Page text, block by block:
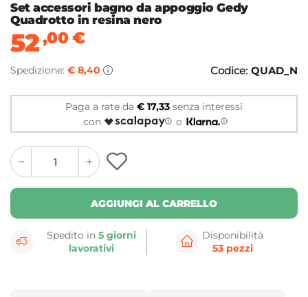
Set accessori bagno da appoggio Gedy
Quadrotto in resina nero
52,00€
Spedizione: € 8,40 Codice: QUAD_N
Paga a rate da € 17,33 senza interessi
con
o
quantity
button
quantity
minus
button
AGGIUNGI AL CARRELLO
Spedito in5 giorni
lavorativi
Disponibilità
53 pezzi